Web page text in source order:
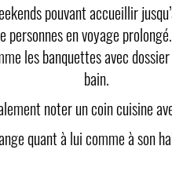
pouvant accueillir
en voyage
les banquettes avec
bain.
noter un coin cuisine
quant à lui comme à son